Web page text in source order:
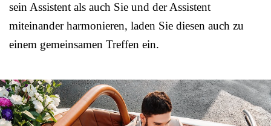
sein Assistent als auch Sie und der Assistent
miteinander harmonieren, laden Sie diesen auch zu
einem gemeinsamen Treffen ein.